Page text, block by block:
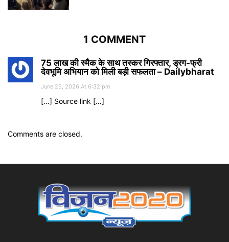
1 COMMENT
75 लाख की स्मैक के साथ तस्कर गिरफ्तार, ड्रग-फ्री
देवभूमि अभियान को मिली बड़ी सफलता – Dailybharat
June 25, 2026 At 6:32 pm
[…] Source link […]
Comments are closed.